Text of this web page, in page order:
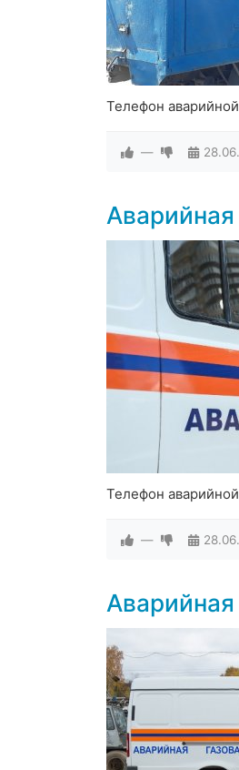
Телефон
—
Телефон
—